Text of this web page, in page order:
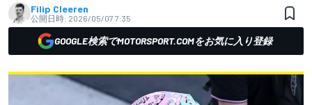
Filip Cleeren
公開日時: 2026/05/07 7:35
GOOGLE検索でMOTORSPORT.COMをお気に入り登録